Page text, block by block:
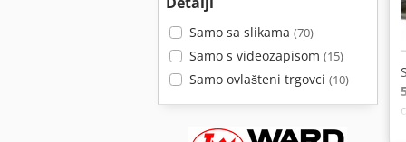
Samo sa slikama (70)
Samo s videozapisom (15)
Samo ovlašteni trgovci (10)